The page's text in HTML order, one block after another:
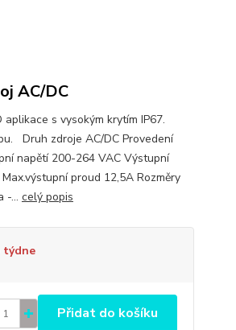
AC/DC
s vysokým krytím IP67.
Druh zdroje AC/DC Provedení
napětí 200-264 VAC Výstupní
proud 12,5A Rozměry
-... celý popis
týdne
Přidat do košíku